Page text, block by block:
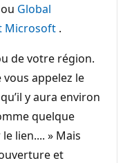
ou Global
Microsoft .
de votre région.
appelez le
y aura environ
quelque
lien.... » Mais
et